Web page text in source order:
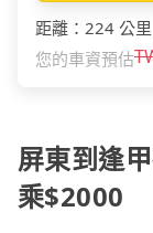
距離 ： 224 公里
您的車資預估
屏東到逢
乘$2000